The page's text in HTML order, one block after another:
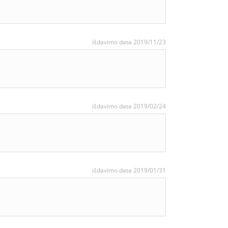
išdavimo data 2019/11/23
išdavimo data 2019/02/24
išdavimo data 2019/01/31